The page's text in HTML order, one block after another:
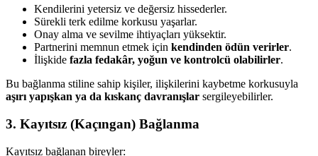
Kendilerini yetersiz ve değersiz hissederler.
Sürekli terk edilme korkusu yaşarlar.
Onay alma ve sevilme ihtiyaçları yüksektir.
Partnerini memnun etmek için kendinden ödün verirler.
İlişkide fazla fedakâr, yoğun ve kontrolcü olabilirler.
Bu bağlanma stiline sahip kişiler, ilişkilerini kaybetme korkusuyla
aşırı yapışkan ya da kıskanç davranışlar sergileyebilirler.
3. Kayıtsız (Kaçıngan) Bağlanma
Kayıtsız bağlanan bireyler: